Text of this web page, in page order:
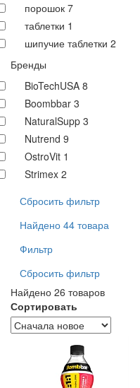
порошок 7
таблетки 1
шипучие таблетки 2
Бренды
BioTechUSA 8
Boombbar 3
NaturalSupp 3
Nutrend 9
OstroVit 1
Strimex 2
Сбросить фильтр
Найдено 44 товара
Фильтр
Сбросить фильтр
Найдено 26 товаров
Сортировать